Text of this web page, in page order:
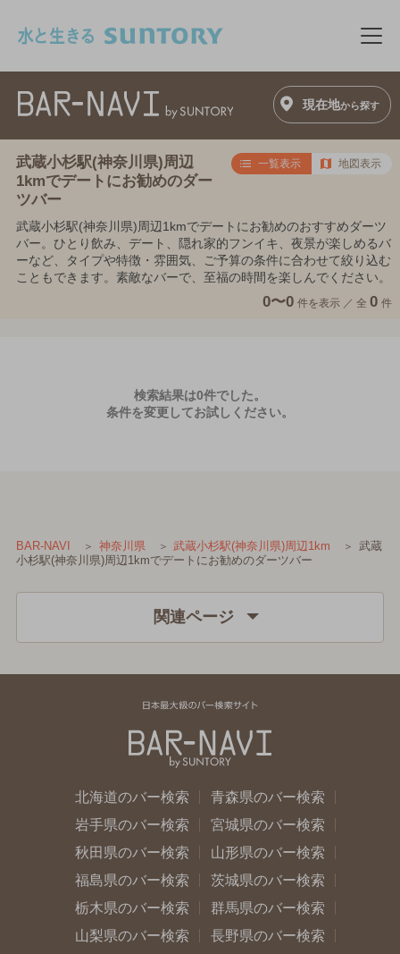
メ
現在地から探す
武蔵小杉駅(神奈川県)周辺
1kmでデートにお勧めのダー
ツバー
一覧表示 地図表示
武蔵小杉駅(神奈川県)周辺1kmでデートにお勧めのおすすめダーツ
バー。ひとり飲み、デート、隠れ家的フンイキ、夜景が楽しめるバ
ーなど、タイプや特徴・雰囲気、ご予算の条件に合わせて絞り込む
こともできます。素敵なバーで、至福の時間を楽しんでください。
0〜0 件を表示 ／ 全 0 件
検索結果は0件でした。
条件を変更してお試しください。
BAR-NAVI 神奈川県 武蔵小杉駅(神奈川県)周辺1km
武蔵
小杉駅(神奈川県)周辺1kmでデートにお勧めのダーツバー
関連ページ
北海道のバー検索
青森県のバー検索
岩手県のバー検索
宮城県のバー検索
秋田県のバー検索
山形県のバー検索
福島県のバー検索
茨城県のバー検索
栃木県のバー検索
群馬県のバー検索
山梨県のバー検索
長野県のバー検索